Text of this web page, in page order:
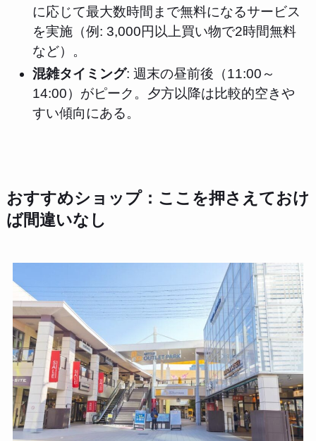
に応じて最大数時間まで無料になるサービス
を実施（例: 3,000円以上買い物で2時間無料
など）。
混雑タイミング: 週末の昼前後（11:00～
14:00）がピーク。夕方以降は比較的空きや
すい傾向にある。
おすすめショップ：ここを押さえておけ
ば間違いなし